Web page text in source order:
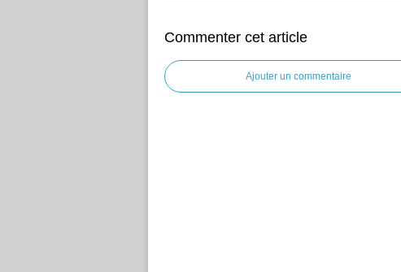
Commenter cet article
Ajouter un commentaire